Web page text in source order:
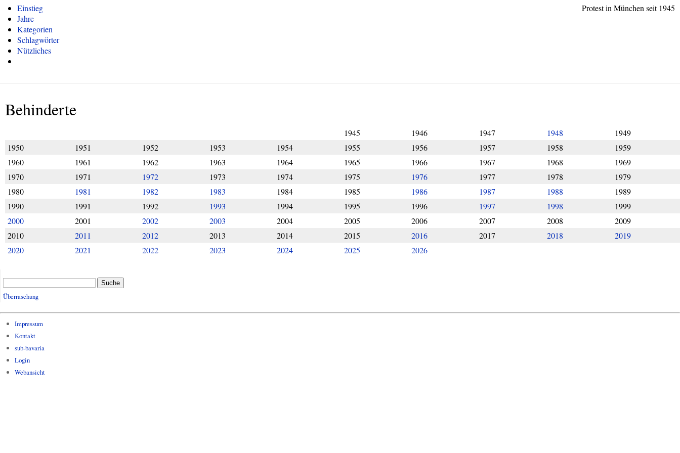
Protest in München seit 1945
Einstieg
Jahre
Kategorien
Schlagwörter
Nützliches
Behinderte
1945 1946 1947 1948
1949
1950
1951 1952 1953 1954 1955 1956 1957 1958
1959
1960
1961 1962 1963 1964 1965 1966 1967 1968
1969
1970
1971 1972 1973 1974 1975 1976 1977 1978
1979
1980
1981 1982 1983 1984 1985 1986 1987 1988
1989
1990
1991 1992 1993 1994 1995 1996 1997 1998
1999
2000
2001 2002 2003 2004 2005 2006 2007 2008
2009
2010
2011 2012 2013 2014 2015 2016 2017 2018
2019
2020
2021 2022 2023 2024 2025 2026
Suche
Überraschung
Impressum
Kontakt
sub-bavaria
Login
Webansicht